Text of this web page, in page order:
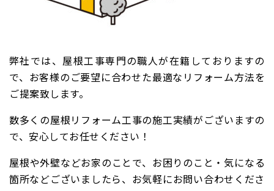
弊社では、屋根工事専門の職人が在籍しておりますの
で、 お客様のご要望に合わせた最適なリフォーム方法を
ご提案致します。
数多くの屋根リフォーム工事の施工実績がございますの
で、安心してお任せください！
屋根や外壁などお家のことで、お困りのこと・気になる
箇所などございましたら、お気軽にお問い合わせくださ